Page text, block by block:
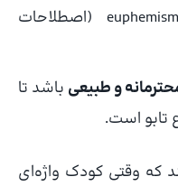
را نیز جایگزین euphemism (اصطلاحات
و طبیعی باشد تا
است.
که وقتی کودک واژه‌ای